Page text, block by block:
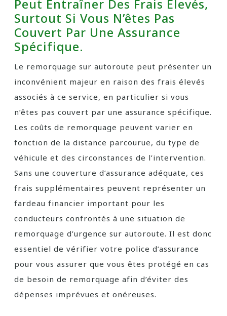
Peut Entraîner Des Frais Élevés,
Surtout Si Vous N’êtes Pas
Couvert Par Une Assurance
Spécifique.
Le remorquage sur autoroute peut présenter un
inconvénient majeur en raison des frais élevés
associés à ce service, en particulier si vous
n’êtes pas couvert par une assurance spécifique.
Les coûts de remorquage peuvent varier en
fonction de la distance parcourue, du type de
véhicule et des circonstances de l’intervention.
Sans une couverture d’assurance adéquate, ces
frais supplémentaires peuvent représenter un
fardeau financier important pour les
conducteurs confrontés à une situation de
remorquage d’urgence sur autoroute. Il est donc
essentiel de vérifier votre police d’assurance
pour vous assurer que vous êtes protégé en cas
de besoin de remorquage afin d’éviter des
dépenses imprévues et onéreuses.